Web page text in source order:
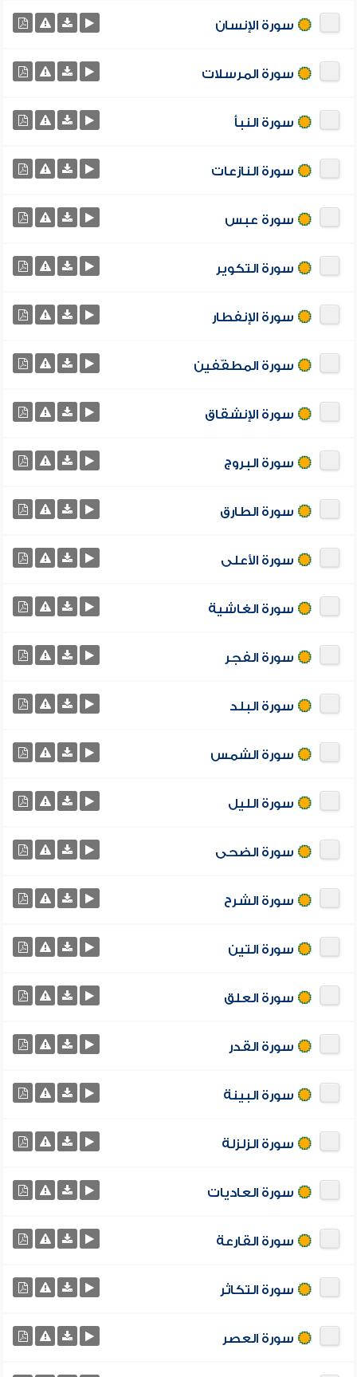
سورة الإنسان
سورة المرسلات
سورة النبأ
سورة النازعات
سورة عبس
سورة التكوير
سورة الإنفطار
سورة المطفّفين
سورة الإنشقاق
سورة البروج
سورة الطارق
سورة الأعلى
سورة الغاشية
سورة الفجر
سورة البلد
سورة الشمس
سورة الليل
سورة الضحى
سورة الشرح
سورة التين
سورة العلق
سورة القدر
سورة البينة
سورة الزلزلة
سورة العاديات
سورة القارعة
سورة التكاثر
سورة العصر